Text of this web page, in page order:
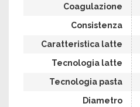
Coagulazione
Consistenza
Caratteristica latte
Tecnologia latte
Tecnologia pasta
Diametro